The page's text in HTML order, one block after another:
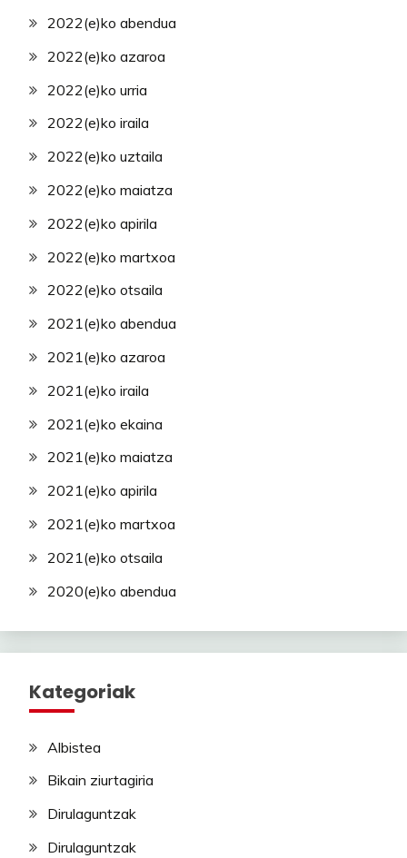
2022(e)ko abendua
2022(e)ko azaroa
2022(e)ko urria
2022(e)ko iraila
2022(e)ko uztaila
2022(e)ko maiatza
2022(e)ko apirila
2022(e)ko martxoa
2022(e)ko otsaila
2021(e)ko abendua
2021(e)ko azaroa
2021(e)ko iraila
2021(e)ko ekaina
2021(e)ko maiatza
2021(e)ko apirila
2021(e)ko martxoa
2021(e)ko otsaila
2020(e)ko abendua
Kategoriak
Albistea
Bikain ziurtagiria
Dirulaguntzak
Dirulaguntzak